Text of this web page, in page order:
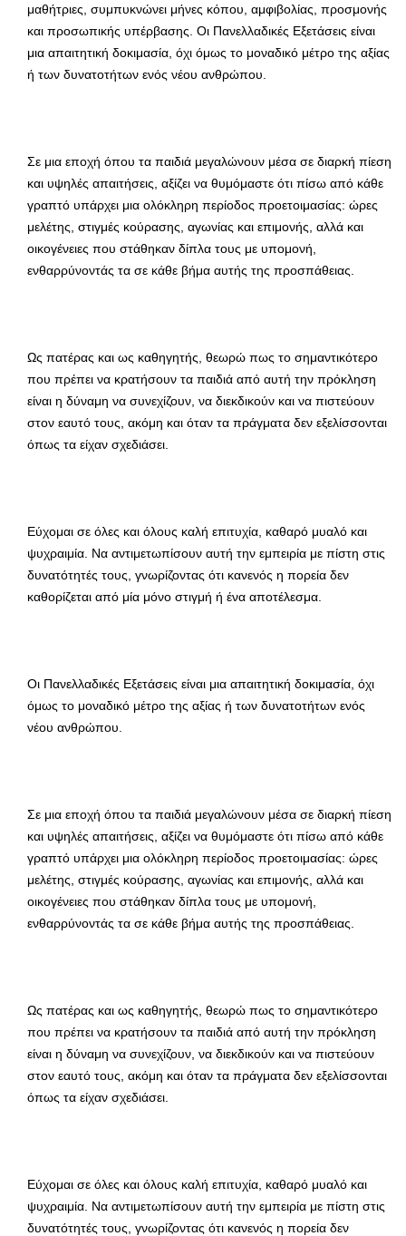
μαθήτριες, συμπυκνώνει μήνες κόπου, αμφιβολίας, προσμονής
και προσωπικής υπέρβασης. Οι Πανελλαδικές Εξετάσεις είναι
μια απαιτητική δοκιμασία, όχι όμως το μοναδικό μέτρο της αξίας
ή των δυνατοτήτων ενός νέου ανθρώπου.
Σε μια εποχή όπου τα παιδιά μεγαλώνουν μέσα σε διαρκή πίεση
και υψηλές απαιτήσεις, αξίζει να θυμόμαστε ότι πίσω από κάθε
γραπτό υπάρχει μια ολόκληρη περίοδος προετοιμασίας: ώρες
μελέτης, στιγμές κούρασης, αγωνίας και επιμονής, αλλά και
οικογένειες που στάθηκαν δίπλα τους με υπομονή,
ενθαρρύνοντάς τα σε κάθε βήμα αυτής της προσπάθειας.
Ως πατέρας και ως καθηγητής, θεωρώ πως το σημαντικότερο
που πρέπει να κρατήσουν τα παιδιά από αυτή την πρόκληση
είναι η δύναμη να συνεχίζουν, να διεκδικούν και να πιστεύουν
στον εαυτό τους, ακόμη και όταν τα πράγματα δεν εξελίσσονται
όπως τα είχαν σχεδιάσει.
Εύχομαι σε όλες και όλους καλή επιτυχία, καθαρό μυαλό και
ψυχραιμία. Να αντιμετωπίσουν αυτή την εμπειρία με πίστη στις
δυνατότητές τους, γνωρίζοντας ότι κανενός η πορεία δεν
καθορίζεται από μία μόνο στιγμή ή ένα αποτέλεσμα.
Οι Πανελλαδικές Εξετάσεις είναι μια απαιτητική δοκιμασία, όχι
όμως το μοναδικό μέτρο της αξίας ή των δυνατοτήτων ενός
νέου ανθρώπου.
Σε μια εποχή όπου τα παιδιά μεγαλώνουν μέσα σε διαρκή πίεση
και υψηλές απαιτήσεις, αξίζει να θυμόμαστε ότι πίσω από κάθε
γραπτό υπάρχει μια ολόκληρη περίοδος προετοιμασίας: ώρες
μελέτης, στιγμές κούρασης, αγωνίας και επιμονής, αλλά και
οικογένειες που στάθηκαν δίπλα τους με υπομονή,
ενθαρρύνοντάς τα σε κάθε βήμα αυτής της προσπάθειας.
Ως πατέρας και ως καθηγητής, θεωρώ πως το σημαντικότερο
που πρέπει να κρατήσουν τα παιδιά από αυτή την πρόκληση
είναι η δύναμη να συνεχίζουν, να διεκδικούν και να πιστεύουν
στον εαυτό τους, ακόμη και όταν τα πράγματα δεν εξελίσσονται
όπως τα είχαν σχεδιάσει.
Εύχομαι σε όλες και όλους καλή επιτυχία, καθαρό μυαλό και
ψυχραιμία. Να αντιμετωπίσουν αυτή την εμπειρία με πίστη στις
δυνατότητές τους, γνωρίζοντας ότι κανενός η πορεία δεν